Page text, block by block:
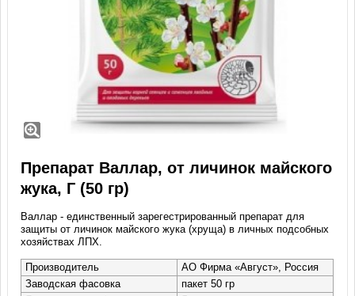
Препарат Валлар, от личинок майского
жука, Г (50 гр)
Валлар - единственный зарегестрированный препарат для
защиты от личинок майского жука (хруща) в личных подсобных
хозяйствах ЛПХ.
Производитель
АО Фирма «Август», Россия
Заводская фасовка
пакет 50 гр